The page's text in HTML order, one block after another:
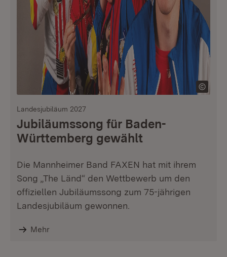
Landesjubiläum 2027
Jubiläumssong für Baden-
Württemberg gewählt
Die Mannheimer Band FAXEN hat mit ihrem
Song „The Länd“ den Wettbewerb um den
offiziellen Jubiläumssong zum 75-jährigen
Landesjubiläum gewonnen.
Mehr